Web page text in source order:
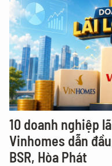
10 doanh nghiệp
Vinhomes dẫn
BSR, Hòa Phát